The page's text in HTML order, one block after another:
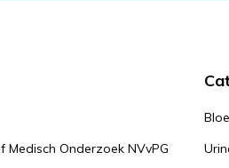
Medisch Onderzoek NVvPG